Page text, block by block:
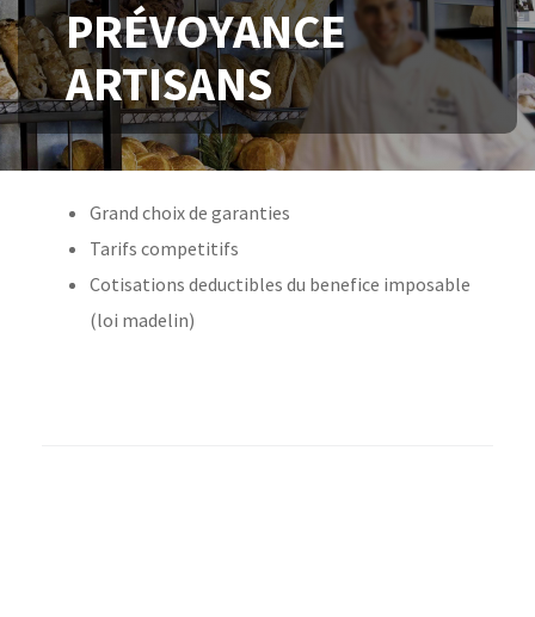
PRÉVOYANCE
ARTISANS
Grand choix de garanties
Tarifs competitifs
Cotisations deductibles du benefice imposable
(loi madelin)